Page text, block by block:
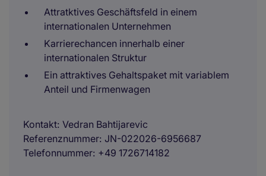
Attratktives Geschäftsfeld in einem
internationalen Unternehmen
Karrierechancen innerhalb einer
internationalen Struktur
Ein attraktives Gehaltspaket mit variablem
Anteil und Firmenwagen
Kontakt Vedran Bahtijarevic
Referenznummer JN-022026-6956687
Telefonnummer +49 1726714182